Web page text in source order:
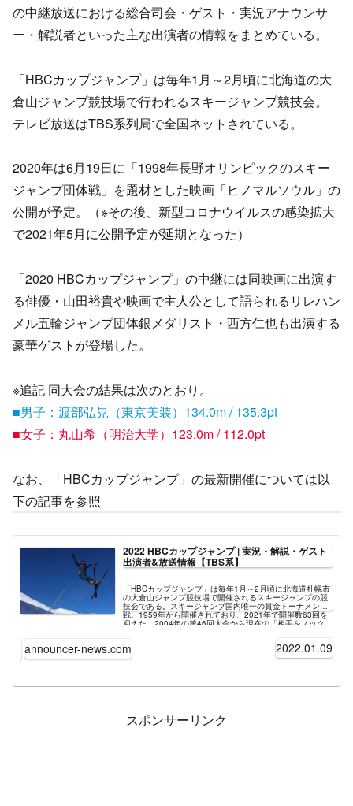
の中継放送における総合司会・ゲスト・実況アナウンサ
ー・解説者といった主な出演者の情報をまとめている。
「HBCカップジャンプ」は毎年1月～2月頃に北海道の大
倉山ジャンプ競技場で行われるスキージャンプ競技会。
テレビ放送はTBS系列局で全国ネットされている。
2020年は6月19日に「1998年長野オリンピックのスキー
ジャンプ団体戦」を題材とした映画「ヒノマルソウル」の
公開が予定。（※その後、新型コロナウイルスの感染拡大
で2021年5月に公開予定が延期となった）
「2020 HBCカップジャンプ」の中継には同映画に出演す
る俳優・山田裕貴や映画で主人公として語られるリレハン
メル五輪ジャンプ団体銀メダリスト・西方仁也も出演する
豪華ゲストが登場した。
※追記 同大会の結果は次のとおり。
■男子：渡部弘晃（東京美装）134.0m / 135.3pt
■女子：丸山希（明治大学）123.0m / 112.0pt
なお、「HBCカップジャンプ」の最新開催については以
下の記事を参照
2022 HBCカップジャンプ | 実況・解説・ゲスト
出演者&放送情報【TBS系】
「HBCカップジャンプ」は毎年1月～2月頃に北海道札幌市
の大倉山ジャンプ競技場で開催されるスキージャンプの競
技会である。スキージャンプ国内唯一の賞金トーナメント
戦。1959年から開催されており、2021年で開催数63回を
迎えた。2004年の第46回大会から現在の「相手をノック
ト方式のルールが採用されている。テレビ放送はHBC北海
道放送が大会に協賛しており、HBCを中心にTBS系列局で
全国ネットにて放送される。最新開催の競技会「2022
announcer-news.com 2022.01.09
スポンサーリンク